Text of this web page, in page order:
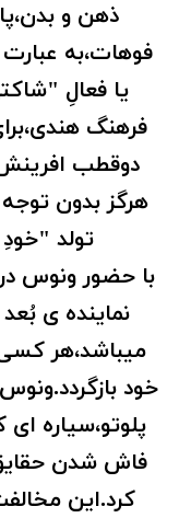
ذهن و
فوهات،به عبارت
یا فعالِ
فرهنگ
دوقطب
هرگز بدون توجه
تولد
با حضور ونوس
نماینده ی
میباشد،هر
خود
پلوتو،سیاره
فاش شدن
کرد.این